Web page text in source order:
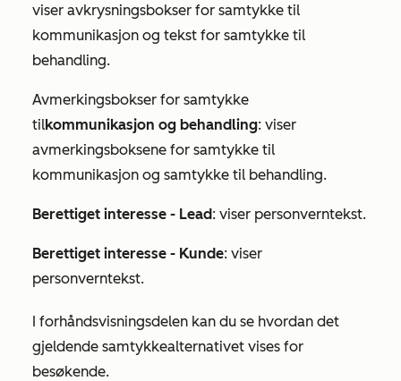
viser avkrysningsbokser for samtykke til
kommunikasjon og tekst for samtykke til
behandling.
Avmerkingsbokser for samtykke
tilkommunikasjon og behandling: viser
avmerkingsboksene for samtykke til
kommunikasjon og samtykke til behandling.
Berettiget interesse - Lead: viser personverntekst.
Berettiget interesse - Kunde: viser
personverntekst.
I forhåndsvisningsdelen kan du se hvordan det
gjeldende samtykkealternativet vises for
besøkende.